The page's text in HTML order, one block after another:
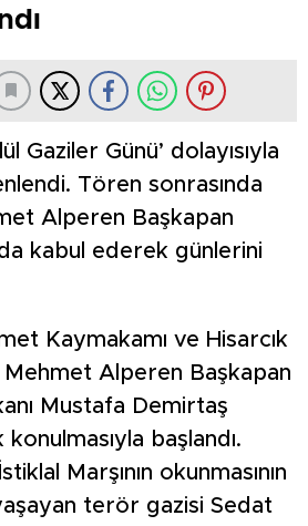
Gaziler Günü’ dolayısıyla
Tören sonrasında
Alperen Başkapan
kabul ederek günlerini
Kaymakamı ve Hisarcık
Mehmet Alperen Başkapan
Mustafa Demirtaş
başlandı.
Marşının okunmasının
terör gazisi Sedat